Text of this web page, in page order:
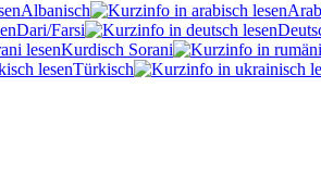
Albanisch
Dari/Farsi
Kurdisch Sorani‎
Türkisch